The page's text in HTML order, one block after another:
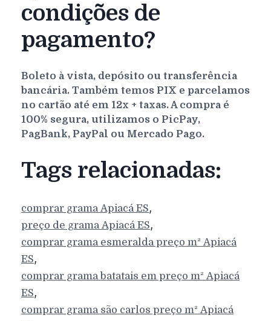
condições de
pagamento?
Boleto à vista, depósito ou transferência
bancária. Também temos PIX e parcelamos
no cartão até em 12x + taxas. A compra é
100% segura, utilizamos o PicPay,
PagBank, PayPal ou Mercado Pago.
Tags relacionadas:
comprar gramaApiacá ES,
preço de gramaApiacá ES,
comprar grama esmeralda preço m² Apiacá
ES,
comprar grama batatais em preço m² Apiacá
ES,
comprar grama são carlos preço m² Apiacá